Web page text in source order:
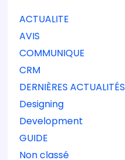
ACTUALITE
AVIS
COMMUNIQUE
CRM
DERNIÈRES ACTUALITÉS
Designing
Development
GUIDE
Non classé